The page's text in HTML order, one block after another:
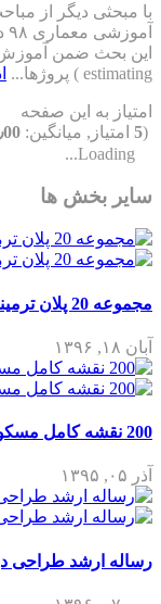
با مبحثی دیگر از
estimating ) پروژها...
امتیاز به این صفحه
(
5 امتیاز, میانگین:
Loading...
سایر بخش ها
مجموعه 20 پلان ترمینال ( سایت پلان , پلان , نما , برش و … )
آبان ۱۸, ۱۳۹۶
200 نقشه کامل مسکونی قابل اجرا
آذر ۰۵, ۱۳۹۵
رساله ارشد طراحی